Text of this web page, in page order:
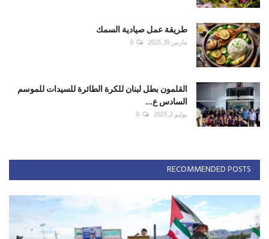
طريقة عمل صيادية السمك
مارس 19, 2025 0
القلمون بطل لبنان للكرة الطائرة للسيدات للموسم
السادس ع...
يوليو 3, 2025 0
RECOMMENDED POSTS